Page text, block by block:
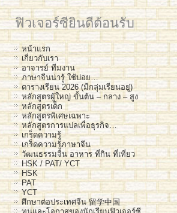
ฟิวเจอร์ซียินดีต้อนรับ
หน้าแรก
เกี่ยวกับเรา
อาจารย์ ทีมงาน
ภาษาจีนน่ารู้ ใช้บ่อย…
ตารางเรียน 2026 (มีกลุ่มเรียนอยู่)
หลักสูตรผู้ใหญ่ ขั้นต้น – กลาง – สูง
หลักสูตรเด็ก
หลักสูตรพิเศษเฉพาะ
หลักสูตรการแปลเพื่อธุรกิจ…
เกร็ดความรู้
เกร็ดความรู้ภาษาจีน
วัฒนธรรมจีน อาหาร ที่กิน ที่เที่ยว
HSK / PAT/ YCT
HSK
PAT
YCT
ศึกษาต่อประเทศจีน 留学中国